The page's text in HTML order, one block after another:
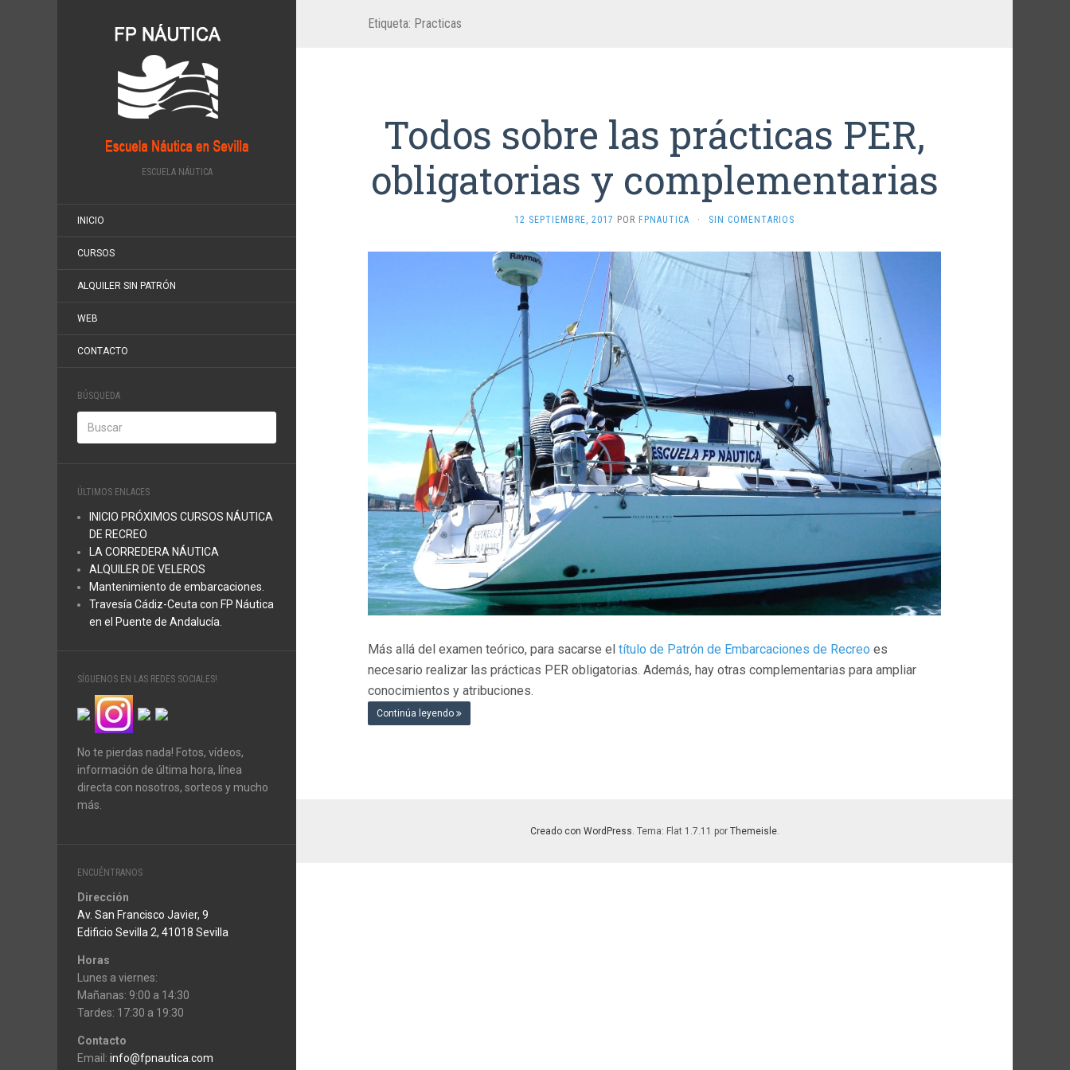
ESCUELA NÁUTICA
INICIO
CURSOS
ALQUILER SIN PATRÓN
WEB
CONTACTO
BÚSQUEDA
ÚLTIMOS ENLACES
INICIO PRÓXIMOS CURSOS NÁUTICA
DE RECREO
LA CORREDERA NÁUTICA
ALQUILER DE VELEROS
Mantenimiento de embarcaciones.
Travesía Cádiz-Ceuta con FP Náutica
en el Puente de Andalucía.
SÍGUENOS EN LAS REDES SOCIALES!
No te pierdas nada! Fotos, vídeos,
información de última hora, línea
directa con nosotros, sorteos y mucho
más.
ENCUÉNTRANOS
Dirección
Av. San Francisco Javier, 9
Edificio Sevilla 2, 41018 Sevilla
Horas
Lunes a viernes:
Mañanas: 9:00 a 14:30
Tardes: 17:30 a 19:30
Contacto
Email: info@fpnautica.com
Etiqueta: Practicas
Todos sobre las prácticas PER,
obligatorias y complementarias
12 SEPTIEMBRE, 2017 POR FPNAUTICA · SIN COMENTARIOS
Más allá del examen teórico, para sacarse el título de Patrón de Embarcaciones de Recreo es
necesario realizar las prácticas PER obligatorias. Además, hay otras complementarias para ampliar
conocimientos y atribuciones.
Continúa leyendo
Creado con WordPress. Tema: Flat 1.7.11 por Themeisle.